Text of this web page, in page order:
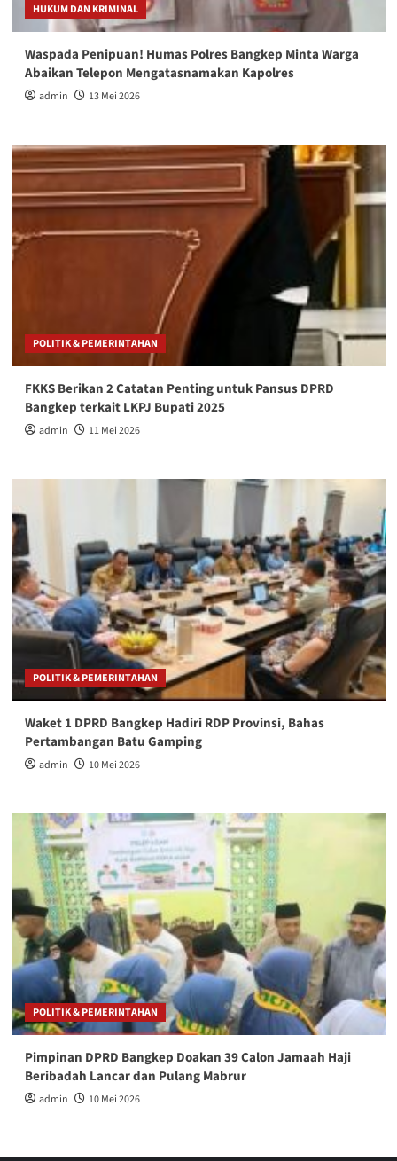
HUKUM DAN KRIMINAL
Waspada Penipuan! Humas Polres Bangkep Minta Warga
Abaikan Telepon Mengatasnamakan Kapolres
admin 13 Mei 2026
POLITIK & PEMERINTAHAN
FKKS Berikan 2 Catatan Penting untuk Pansus DPRD
Bangkep terkait LKPJ Bupati 2025
admin 11 Mei 2026
POLITIK & PEMERINTAHAN
Waket 1 DPRD Bangkep Hadiri RDP Provinsi, Bahas
Pertambangan Batu Gamping
admin 10 Mei 2026
POLITIK & PEMERINTAHAN
Pimpinan DPRD Bangkep Doakan 39 Calon Jamaah Haji
Beribadah Lancar dan Pulang Mabrur
admin 10 Mei 2026